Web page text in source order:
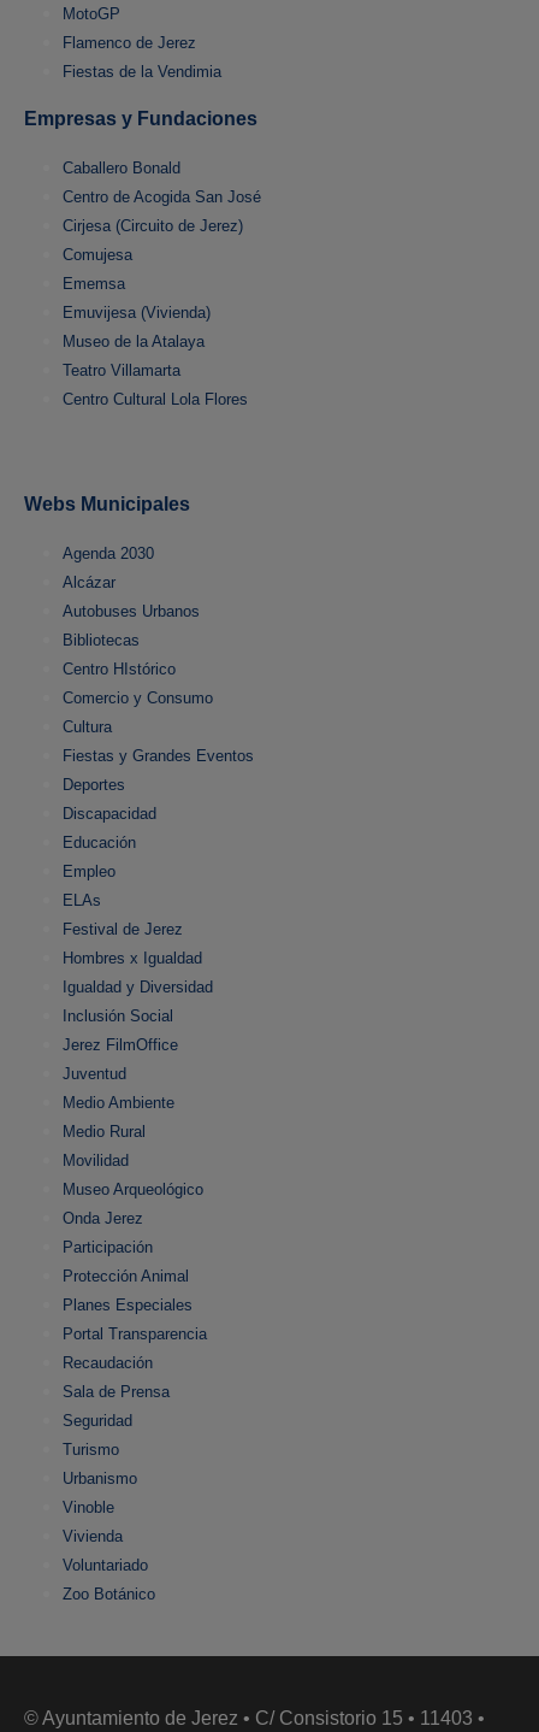
MotoGP
Flamenco de Jerez
Fiestas de la Vendimia
Empresas y Fundaciones
Caballero Bonald
Centro de Acogida San José
Cirjesa (Circuito de Jerez)
Comujesa
Ememsa
Emuvijesa (Vivienda)
Museo de la Atalaya
Teatro Villamarta
Centro Cultural Lola Flores
Webs Municipales
Agenda 2030
Alcázar
Autobuses Urbanos
Bibliotecas
Centro HIstórico
Comercio y Consumo
Cultura
Fiestas y Grandes Eventos
Deportes
Discapacidad
Educación
Empleo
ELAs
Festival de Jerez
Hombres x Igualdad
Igualdad y Diversidad
Inclusión Social
Jerez FilmOffice
Juventud
Medio Ambiente
Medio Rural
Movilidad
Museo Arqueológico
Onda Jerez
Participación
Protección Animal
Planes Especiales
Portal Transparencia
Recaudación
Sala de Prensa
Seguridad
Turismo
Urbanismo
Vinoble
Vivienda
Voluntariado
Zoo Botánico
© Ayuntamiento de Jerez • C/ Consistorio 15 • 11403 •